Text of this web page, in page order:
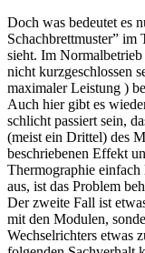
Doch was bedeutet es
Schachbrettmuster”
sieht. Im
nicht kurzgeschlossen
maximaler Leistung )
Auch hier gibt es
schlicht passiert sein,
(meist ein Drittel) des
beschriebenen Effekt
Thermographie
aus, ist das Problem
Der zweite Fall ist
mit den Modulen,
Wechselrichters etwas